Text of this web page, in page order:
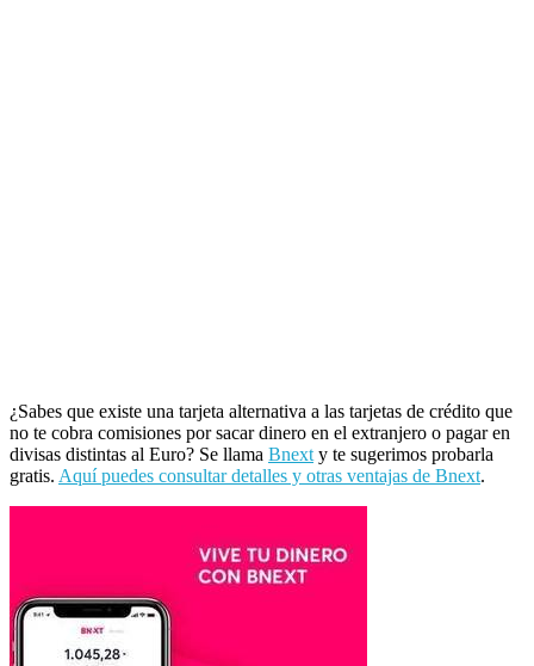
¿Sabes que existe una tarjeta alternativa a las tarjetas de crédito que
no te cobra comisiones por sacar dinero en el extranjero o pagar en
divisas distintas al Euro? Se llama Bnexty te sugerimos probarla
gratis. Aquí puedes consultar detalles y otras ventajas de Bnext.